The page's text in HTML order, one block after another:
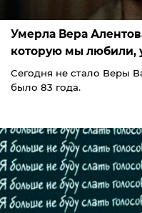
Умерла Вера
которую мы любили,
Сегодня не стало Веры
было 83 года.